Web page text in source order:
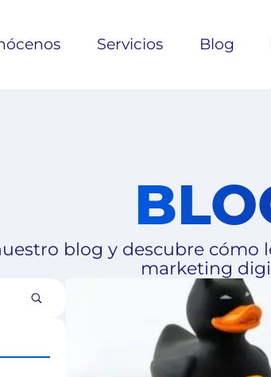
Servicios Blog
blog y descubre cómo
marketing